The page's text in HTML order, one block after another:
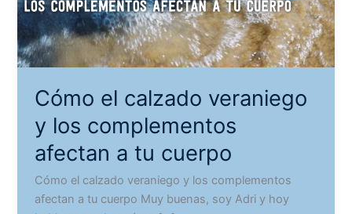
Cómo el calzado veraniego
y los complementos
afectan a tu cuerpo
Cómo el calzado veraniego y los complementos
afectan a tu cuerpo Muy buenas, soy Adri y hoy